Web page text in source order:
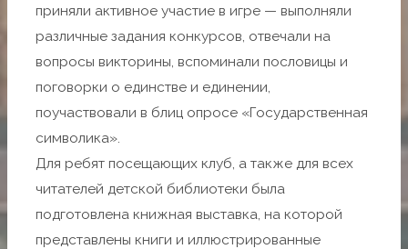
приняли активное участие в игре — выполняли
различные задания конкурсов, отвечали на
вопросы викторины, вспоминали пословицы и
поговорки о единстве и единении,
поучаствовали в блиц опросе «Государственная
символика».
Для ребят посещающих клуб, а также для всех
читателей детской библиотеки была
подготовлена книжная выставка, на которой
представлены книги и иллюстрированные